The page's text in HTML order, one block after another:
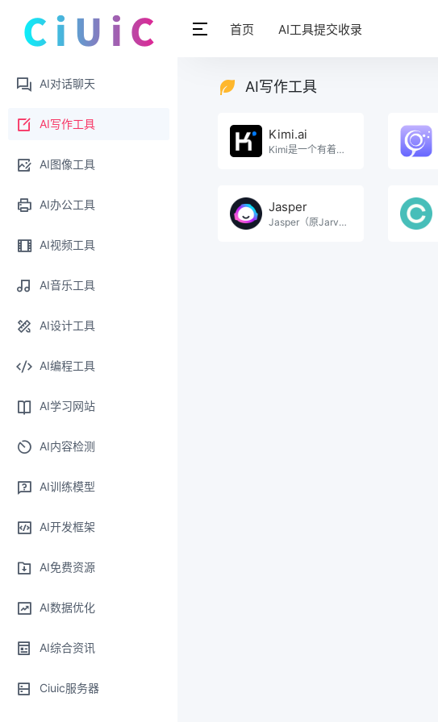
AI对话聊天
AI写作工具
AI图像工具
AI办公工具
AI视频工具
AI音乐工具
AI设计工具
AI编程工具
AI学习网站
AI内容检测
AI训练模型
AI开发框架
AI免费资源
AI数据优化
AI综合资讯
Ciuic服务器
首页 AI工具提交收录
AI写作工具
Kimi.ai
Kimi是一个有着超大“内存”的智能助手，可以一口气读完二十万字的小说，还会上网冲浪，快来跟他聊聊。
Jasper
Jasper（原Jarvis）是国外最受欢迎的AI写作软件工具之一，因其丰富的的模板和强大的智能写作。